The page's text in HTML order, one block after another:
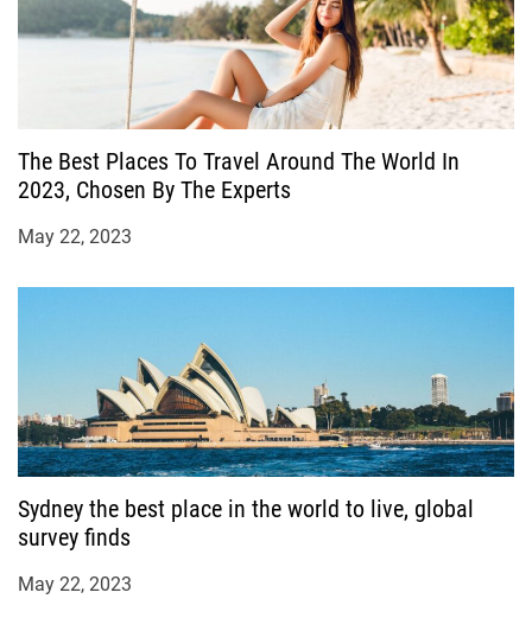
The Best Places To Travel Around The World In
2023, Chosen By The Experts
May 22, 2023
Sydney the best place in the world to live, global
survey finds
May 22, 2023